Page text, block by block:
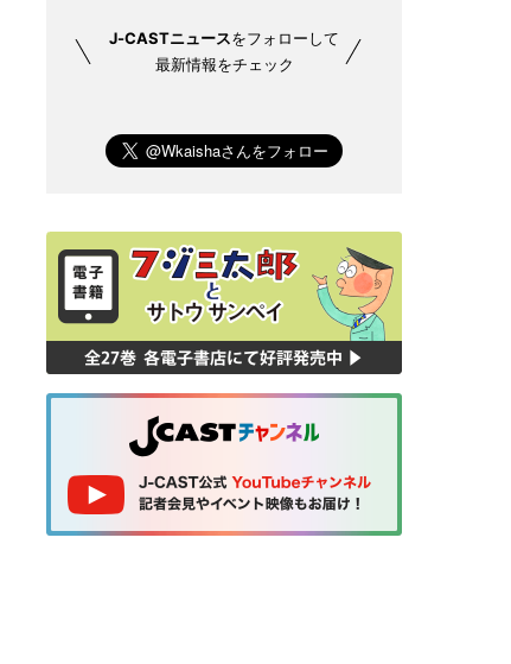
J-CASTニュースをフォローして
最新情報をチェック